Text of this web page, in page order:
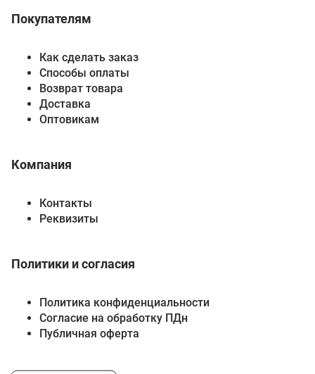
Покупателям
Как сделать заказ
Способы оплаты
Возврат товара
Доставка
Оптовикам
Компания
Контакты
Реквизиты
Политики и согласия
Политика конфиденциальности
Согласие на обработку ПДн
Публичная оферта